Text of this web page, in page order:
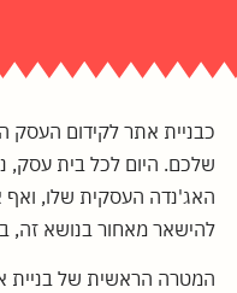
כבניית אתר לקידום העסק
שלכם. היום לכל בית עסק,
האג'נדה העסקית שלו, ואף
להישאר מאחור בנושא זה,
המטרה הראשית של בניית